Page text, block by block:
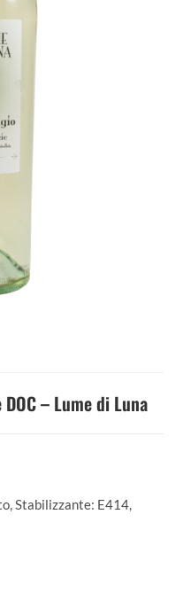
– Lume di Luna
Stabilizzante: E414,